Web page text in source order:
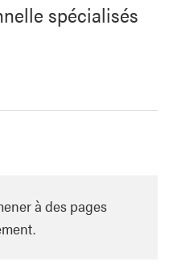
spécialisés
à des pages